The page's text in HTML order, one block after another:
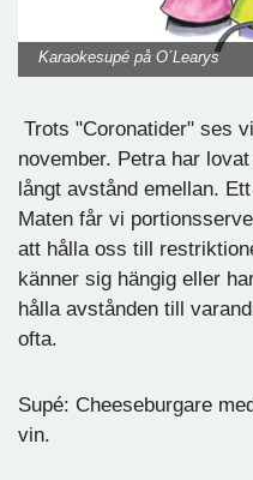
Karaokesupé på O´Learys
Trots "Coronatider" ses
november. Petra har
långt avstånd emellan.
Maten får vi
att hålla oss till
känner sig hängig eller
hålla avstånden till
ofta.
Supé: Cheeseburgare
vin.